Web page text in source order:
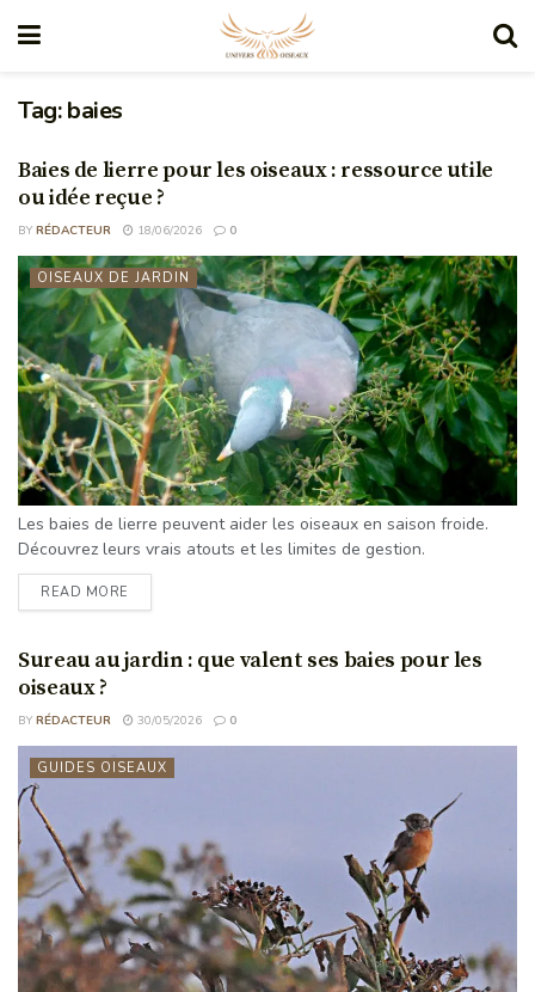
Tag:baies
Baies de lierre pour les oiseaux : ressource utile
ou idée reçue ?
BY RÉDACTEUR 18/06/2026 0
OISEAUX DE JARDIN
Les baies de lierre peuvent aider les oiseaux en saison froide.
Découvrez leurs vrais atouts et les limites de gestion.
READ MORE
Sureau au jardin : que valent ses baies pour les
oiseaux ?
BY RÉDACTEUR 30/05/2026 0
GUIDES OISEAUX